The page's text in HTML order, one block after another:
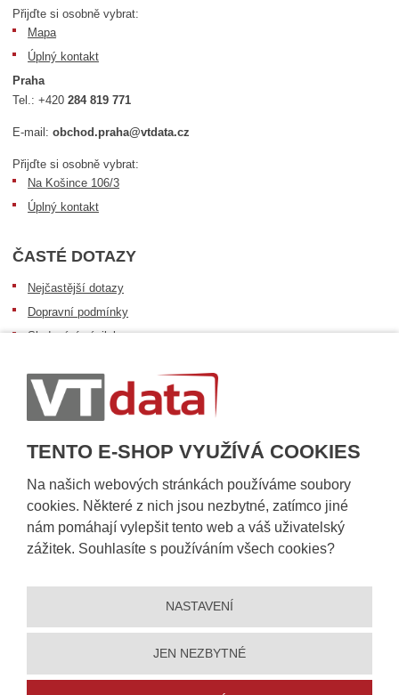
TENTO E-SHOP VYUŽÍVÁ COOKIES
Na našich webových stránkách používáme soubory
cookies. Některé z nich jsou nezbytné, zatímco jiné
nám pomáhají vylepšit tento web a váš uživatelský
zážitek. Souhlasíte s používáním všech cookies?
NASTAVENÍ
JEN NEZBYTNÉ
Přijďte si osobně vybrat:
Mapa
Úplný kontakt
Praha
Tel.:+420284 819 771
E-mail:obchod.praha@vtdata.cz
Přijďte si osobně vybrat:
Na Košince 106/3
Úplný kontakt
ČASTÉ DOTAZY
Nejčastější dotazy
Dopravní podmínky
Sledování zásilek
Informace k dostupnosti zboží
Obecné informace
Prohlášení o přístupnosti |Ochrana osobních údajů |Mapa stránek ||